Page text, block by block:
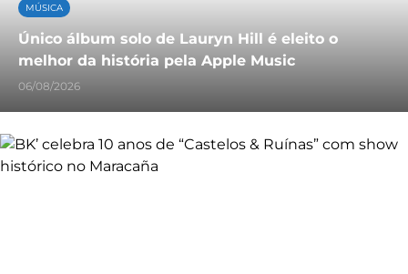
MÚSICA
Único álbum solo de Lauryn Hill é eleito o
melhor da história pela Apple Music
06/08/2026